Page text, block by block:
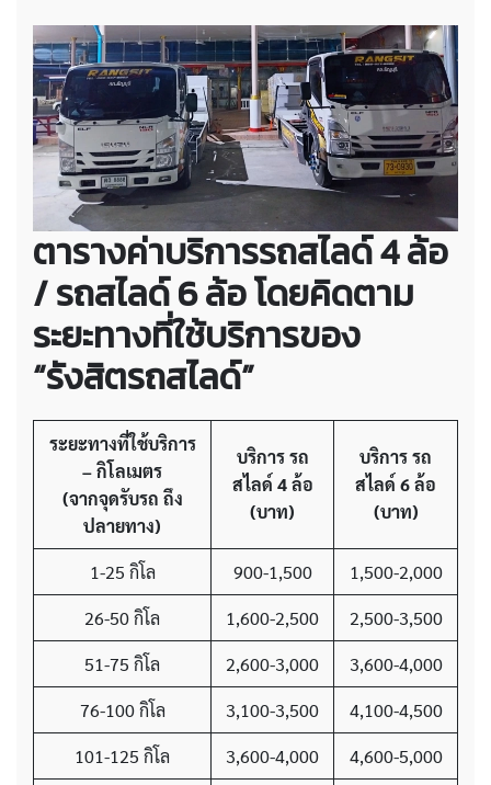
ตารางค่าบริการรถสไลด์ 4 ล้อ
/ รถสไลด์ 6 ล้อ โดยคิดตาม
ระยะทางที่ใช้บริการของ
“รังสิตรถสไลด์”
ระยะทางที่ใช้บริการ
– กิโลเมตร
(จากจุดรับรถ ถึง
ปลายทาง)
บริการ รถ
สไลด์ 4 ล้อ
(บาท)
บริการ รถ
สไลด์ 6 ล้อ
(บาท)
1-25 กิโล 900-1,500
1,500-2,000
26-50 กิโล
1,600-2,500
2,500-3,500
51-75 กิโล
2,600-3,000
3,600-4,000
76-100 กิโล
3,100-3,500
4,100-4,500
101-125 กิโล
3,600-4,000
4,600-5,000